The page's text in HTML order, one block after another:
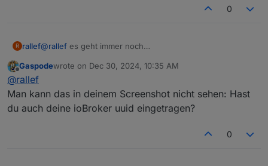
0
R rallef@rallef es geht immer noch
Offline
Gaspodewrote on Dec 30, 2024, 10:35 AM
last edited by
@rallef
Man kann das in deinem Screenshot nicht sehen: Hast
du auch deine ioBroker uuid eingetragen?
0